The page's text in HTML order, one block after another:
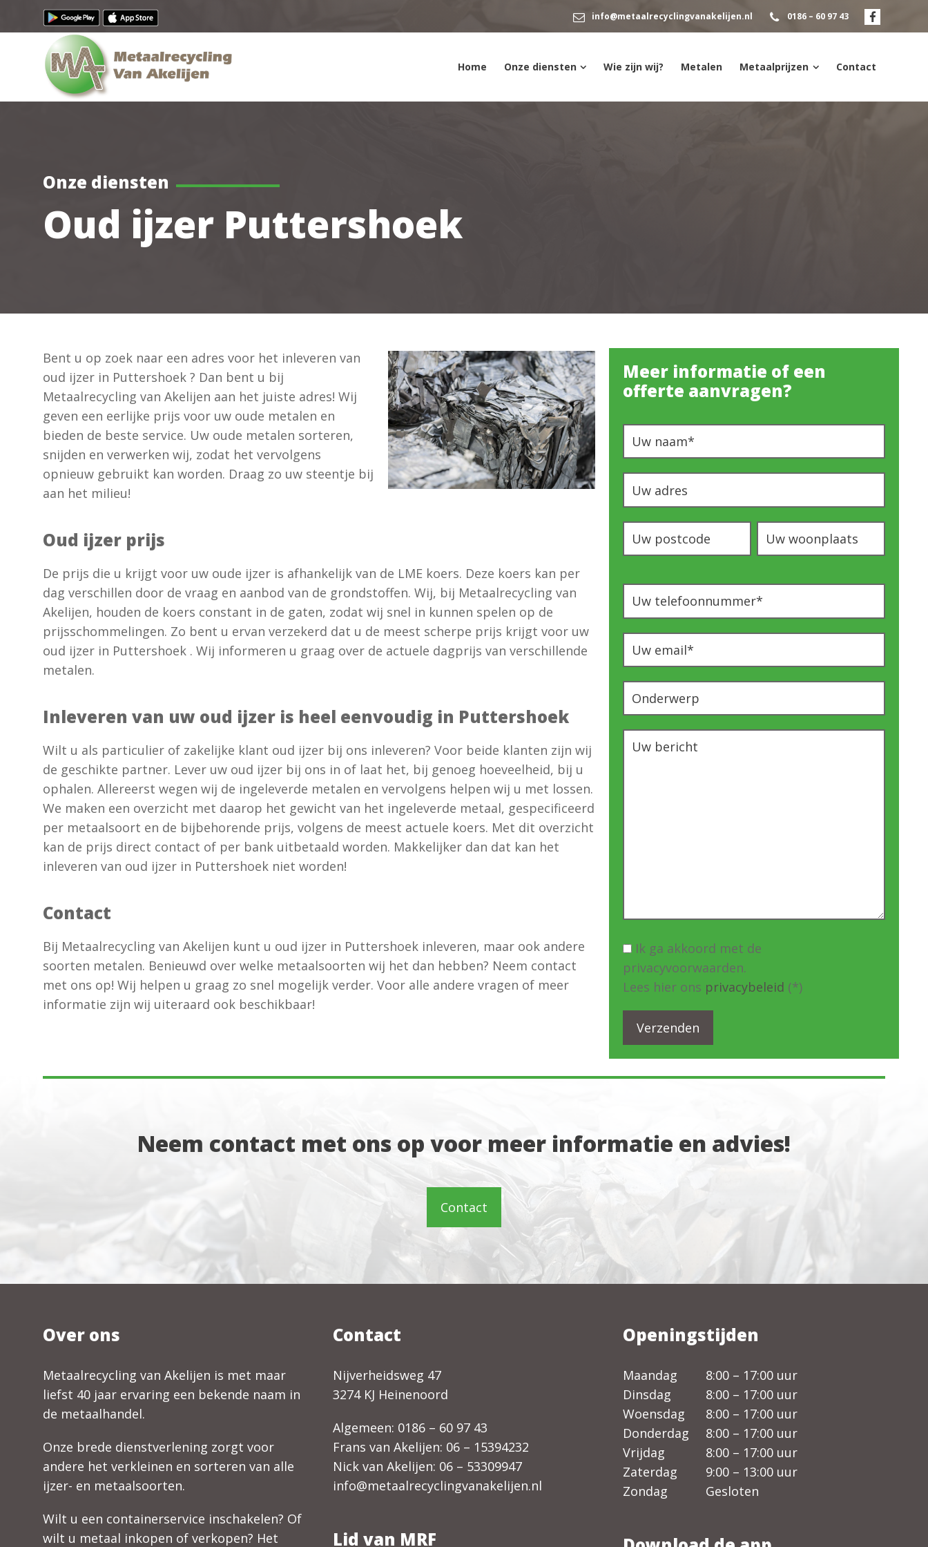
info@metaalrecyclingvanakelijen.nl 0186 – 60 97 43
Home Onze diensten Wie zijn wij? Metalen Metaalprijzen Contact
Onze diensten
Oud ijzer Puttershoek
Bent u op zoek naar een adres voor het inleveren van
oud ijzer in Puttershoek ? Dan bent u bij
Metaalrecycling van Akelijen aan het juiste adres! Wij
geven een eerlijke prijs voor uw oude metalen en
bieden de beste service. Uw oude metalen sorteren,
snijden en verwerken wij, zodat het vervolgens
opnieuw gebruikt kan worden. Draag zo uw steentje bij
aan het milieu!
Oud ijzer prijs
De prijs die u krijgt voor uw oude ijzer is afhankelijk van de LME koers. Deze koers kan per
dag verschillen door de vraag en aanbod van de grondstoffen. Wij, bij Metaalrecycling van
Akelijen, houden de koers constant in de gaten, zodat wij snel in kunnen spelen op de
prijsschommelingen. Zo bent u ervan verzekerd dat u de meest scherpe prijs krijgt voor uw
oud ijzer in Puttershoek . Wij informeren u graag over de actuele dagprijs van verschillende
metalen.
Inleveren van uw oud ijzer is heel eenvoudig in Puttershoek
Wilt u als particulier of zakelijke klant oud ijzer bij ons inleveren? Voor beide klanten zijn wij
de geschikte partner. Lever uw oud ijzer bij ons in of laat het, bij genoeg hoeveelheid, bij u
ophalen. Allereerst wegen wij de ingeleverde metalen en vervolgens helpen wij u met lossen.
We maken een overzicht met daarop het gewicht van het ingeleverde metaal, gespecificeerd
per metaalsoort en de bijbehorende prijs, volgens de meest actuele koers. Met dit overzicht
kan de prijs direct contact of per bank uitbetaald worden. Makkelijker dan dat kan het
inleveren van oud ijzer in Puttershoek niet worden!
Contact
Bij Metaalrecycling van Akelijen kunt u oud ijzer in Puttershoek inleveren, maar ook andere
soorten metalen. Benieuwd over welke metaalsoorten wij het dan hebben? Neem contact
met ons op! Wij helpen u graag zo snel mogelijk verder. Voor alle andere vragen of meer
informatie zijn wij uiteraard ook beschikbaar!
Meer informatie of een
offerte aanvragen?
Ik ga akkoord met de
privacyvoorwaarden.
Lees hier ons privacybeleid (*)
Neem contact met ons op voor meer informatie en advies!
Contact
Over ons
Metaalrecycling van Akelijen is met maar
liefst 40 jaar ervaring een bekende naam in
de metaalhandel.
Onze brede dienstverlening zorgt voor
andere het verkleinen en sorteren van alle
ijzer- en metaalsoorten.
Wilt u een containerservice inschakelen? Of
wilt u metaal inkopen of verkopen? Het
Contact
Nijverheidsweg 47
3274 KJ Heinenoord
Algemeen: 0186 – 60 97 43
Frans van Akelijen: 06 – 15394232
Nick van Akelijen: 06 – 53309947
info@metaalrecyclingvanakelijen.nl
Lid van MRF
Openingstijden
Maandag
8:00 – 17:00 uur
Dinsdag
8:00 – 17:00 uur
Woensdag
8:00 – 17:00 uur
Donderdag
8:00 – 17:00 uur
Vrijdag
8:00 – 17:00 uur
Zaterdag
9:00 – 13:00 uur
Zondag
Gesloten